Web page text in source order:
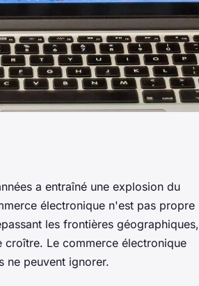
a entraîné une explosion du
électronique n'est pas propre
les frontières géographiques,
Le commerce électronique
ne peuvent ignorer.